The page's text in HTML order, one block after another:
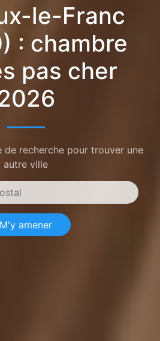
le-Franc
: chambre
pas cher
de recherche pour trouver une
autre ville
M'y amener